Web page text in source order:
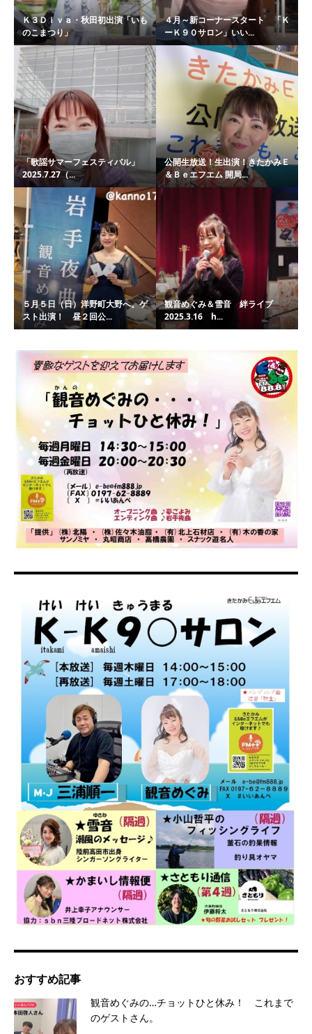
Ｋ３Ｄｉｖａ・秋田初出演「いも
のこまつり」
４月～新コーナースタート 「Ｋ
ーＫ９０サロン」いい...
「歌謡サマーフェスティバル」
2025.7.27（...
公開生放送！生出演！きたかみＥ
＆Ｂｅエフエム 開局...
５月５日（日）洋野町大野へ。ゲ
スト出演！ 昼２回公...
観音めぐみ＆雪音 絆ライブ
2025.3.16 h...
おすすめ記事
観音めぐみの…チョットひと休み！ これまで
のゲストさん。